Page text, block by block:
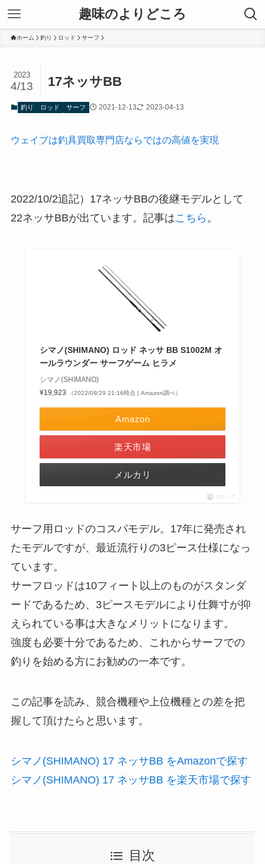
趣味のよりどころ
ホーム 釣り ロッド サーフ
17ネッサBB
2023
4/13
釣り ロッド サーフ 2021-12-13 2023-04-13
ウェイブは釣具買取専門店ならではの高値を実現
2022/10/2追記）17ネッサBBの後継モデルとして
22ネッサBBが出ています。記事はこちら 。
シマノ(SHIMANO) ロッド ネッサ BB S1002M オ
ールラウンダー サーフゲーム ヒラメ
シマノ(SHIMANO)
¥19,923
（2022/09/29 21:16時点 | Amazon調べ）
Amazon
楽天市場
メルカリ
ポチップ
サーフ用ロッドのコスパモデル。17年に発売され
たモデルですが、最近流行りの3ピース仕様になっ
ています。
サーフロッドは10フィート以上のものがスタンダ
ードであるため、3ピースモデルにより仕舞寸が抑
えられている事は大きなメリットになります。
強度も必要十分であるため、これからサーフでの
釣りを始める方にお勧めの一本です。
この記事を読み、競合機種や上位機種との差を把
握して頂けたらと思います。
シマノ(SHIMANO) 17 ネッサBB をAmazonで探す
シマノ(SHIMANO) 17 ネッサBB を楽天市場で探す
目次